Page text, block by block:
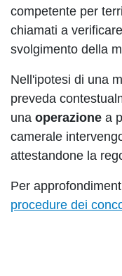
competente per
chiamati a
svolgimento della
Nell'ipotesi di una
preveda
una operazione a
camerale
attestandone la
Per
procedure dei